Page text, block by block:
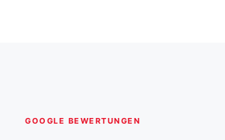
GOOGLE BEWERTUNGEN